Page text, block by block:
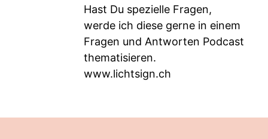
Hast Du spezielle Fragen,
werde ich diese gerne in einem
Fragen und Antworten Podcast
thematisieren.
www.lichtsign.ch